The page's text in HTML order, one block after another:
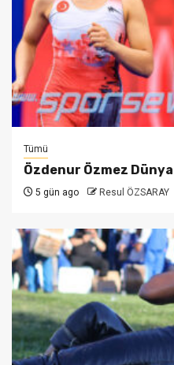
Tümü
Özdenur Özmez
5 gün ago Resul ÖZSARAY